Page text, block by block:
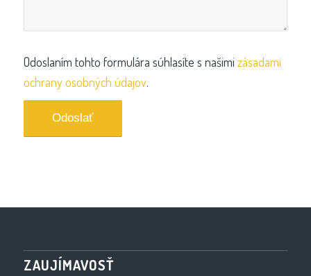
Odoslaním tohto formulára súhlasíte s našimi zásadami
ochrany osobných údajov.
ZAUJÍMAVOSŤ